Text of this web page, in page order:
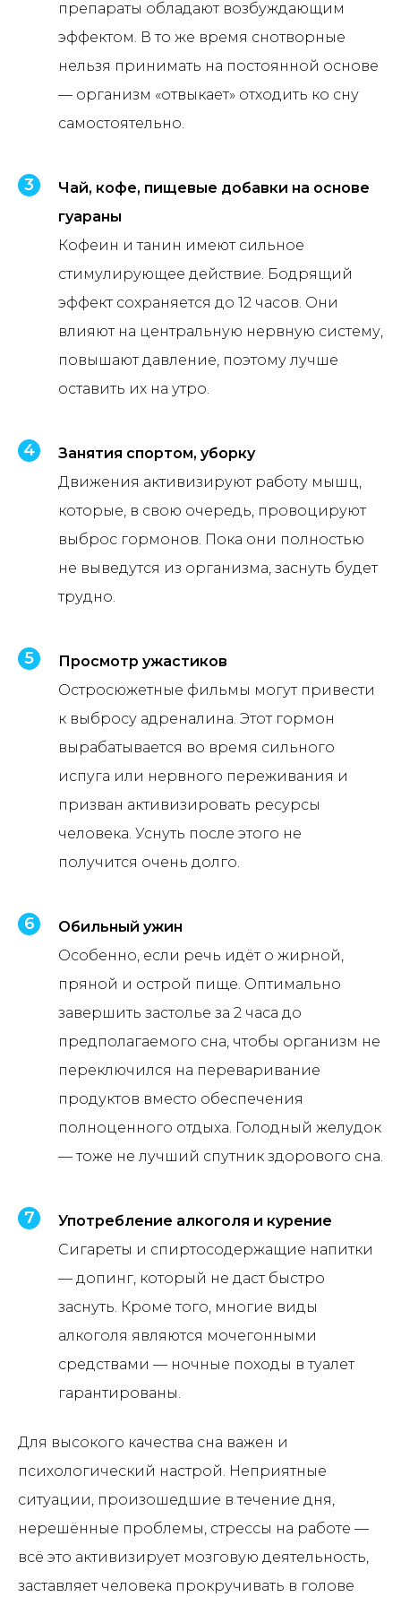
препараты обладают возбуждающим
эффектом. В то же время снотворные
нельзя принимать на постоянной основе
— организм «отвыкает» отходить ко сну
самостоятельно.
Чай, кофе, пищевые добавки на основе
гуараны
Кофеин и танин имеют сильное
стимулирующее действие. Бодрящий
эффект сохраняется до 12 часов. Они
влияют на центральную нервную систему,
повышают давление, поэтому лучше
оставить их на утро.
Занятия спортом, уборку
Движения активизируют работу мышц,
которые, в свою очередь, провоцируют
выброс гормонов. Пока они полностью
не выведутся из организма, заснуть будет
трудно.
Просмотр ужастиков
Остросюжетные фильмы могут привести
к выбросу адреналина. Этот гормон
вырабатывается во время сильного
испуга или нервного переживания и
призван активизировать ресурсы
человека. Уснуть после этого не
получится очень долго.
Обильный ужин
Особенно, если речь идёт о жирной,
пряной и острой пище. Оптимально
завершить застолье за 2 часа до
предполагаемого сна, чтобы организм не
переключился на переваривание
продуктов вместо обеспечения
полноценного отдыха. Голодный желудок
— тоже не лучший спутник здорового сна.
Употребление алкоголя и курение
Сигареты и спиртосодержащие напитки
— допинг, который не даст быстро
заснуть. Кроме того, многие виды
алкоголя являются мочегонными
средствами — ночные походы в туалет
гарантированы.
Для высокого качества сна важен и
психологический настрой. Неприятные
ситуации, произошедшие в течение дня,
нерешённые проблемы, стрессы на работе —
всё это активизирует мозговую деятельность,
заставляет человека прокручивать в голове
Поделитесь в социальных сетях!
А также оставьте
нам важно ваше мнение.